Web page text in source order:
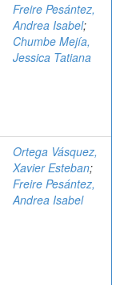
Freire Pesántez,
Andrea Isabel;
Chumbe Mejía,
Jessica Tatiana
Ortega Vásquez,
Xavier Esteban;
Freire Pesántez,
Andrea Isabel